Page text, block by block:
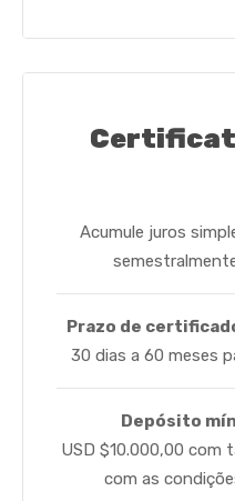
Acumule juros
Prazo de
30 dias a 60 meses
Depósito
USD $10.000,00 com
com as